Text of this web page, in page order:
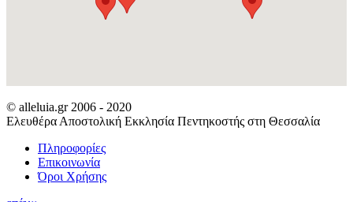
© alleluia.gr 2006 - 2020
Ελευθέρα Αποστολική Εκκλησία Πεντηκοστής στη Θεσσαλία
Πληροφορίες
Επικοινωνία
Όροι Χρήσης